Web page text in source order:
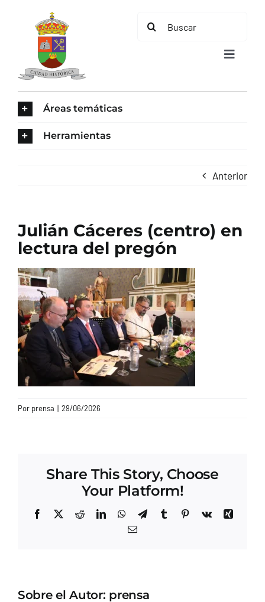
contenido
Buscar:
Toggle
TURISMO
CONTACTO
Áreas temáticas
Herramientas
Anterior
Julián Cáceres (centro) en
lectura del pregón
Por prensa | 29/06/2026
Share This Story, Choose
Your Platform!
Facebook
X RedditLinkedInWhatsApp
TelegramTumblrPinterest
Vk
Xing
Correo
Sobre el Autor: prensa